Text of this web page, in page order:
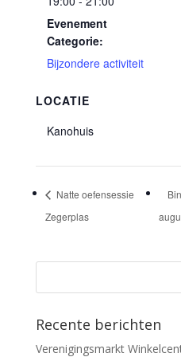
Evenement
Categorie:
Bijzondere activiteit
LOCATIE
Kanohuis
Natte oefensessie
Zegerplas
Recente berichten
Verenigingsmarkt